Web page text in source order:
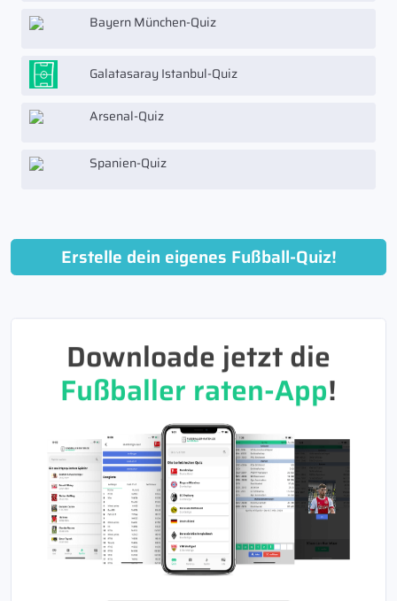
Bayern München-Quiz
Galatasaray Istanbul-Quiz
Arsenal-Quiz
Spanien-Quiz
Erstelle dein eigenes Fußball-Quiz!
Downloade jetzt die
Fußballer raten-App!